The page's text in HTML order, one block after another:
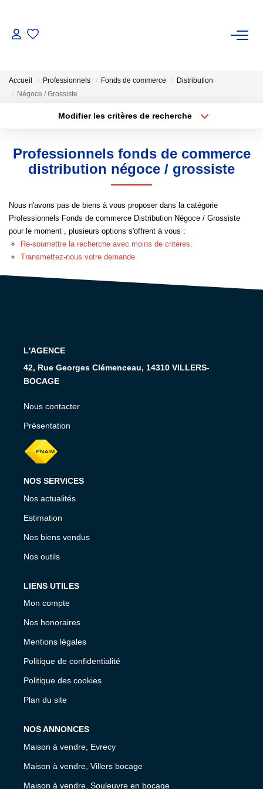
ESTIMATION
NOTRE AGENCE
Notre Équipe
Accueil Professionnels Fonds de commerce
Distribution
Négoce / Grossiste
Modifier les critères de recherche
Sélectionnez...
Type de bien
Surface min
Créer une alerte
Professionnels fonds de commerce
distribution négoce / grossiste
Nous n'avons pas de biens à vous proposer dans la catégorie
Professionnels Fonds de commerce Distribution Négoce / Grossiste
pour le moment , plusieurs options s'offrent à vous :
Re-soumettre la recherche avec moins de critères.
Transmettez-nous votre demande
L'AGENCE
42, Rue Georges Clémenceau, 14310 VILLERS-
BOCAGE
Nous contacter
Présentation
NOS SERVICES
Nos actualités
Estimation
Nos biens vendus
Nos outils
LIENS UTILES
Mon compte
Nos honoraires
Mentions légales
Politique de confidentialité
Politique des cookies
Plan du site
NOS ANNONCES
Maison à vendre, Evrecy
Maison à vendre, Villers bocage
Maison à vendre, Souleuvre en bocage